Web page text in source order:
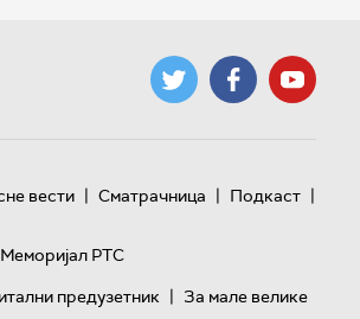
вести | Сматрачница | Подкаст |
Меморијал РТС
предузетник | За мале велике